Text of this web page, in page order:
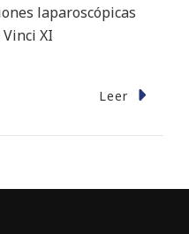
laparoscópicas
XI
Leer